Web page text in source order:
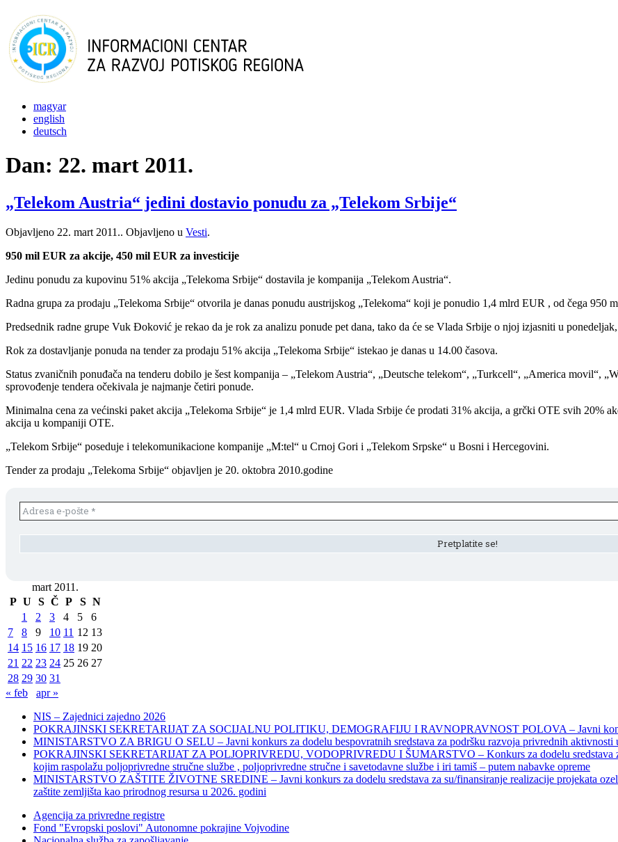
magyar
english
deutsch
Dan: 22. mart 2011.
„Telekom Austria“ jedini dostavio ponudu za „Telekom Srbije“
Objavljeno 22. mart 2011.. Objavljeno u Vesti.
950 mil EUR za akcije, 450 mil EUR za investicije
Jedinu ponudu za kupovinu 51% akcija „Telekoma Srbije“ dostavila je kompanija „Telekom Austria“.
Radna grupa za prodaju „Telekoma Srbije“ otvorila je danas ponudu austrijskog „Telekoma“ koji je ponudio 1,4 mlrd EUR , od čega 950
Predsednik radne grupe Vuk Đoković je rekao da je rok za analizu ponude pet dana, tako da će se Vlada Srbije o njoj izjasniti u
Rok za dostavljanje ponuda na tender za prodaju 51% akcija „Telekoma Srbije“ istekao je danas u 14.00 časova.
Status zvaničnih ponuđača na tenderu dobilo je šest kompanija – „Telekom Austria“, „Deutsche telekom“, „Turkcell“, „America movil“,
sprovođenje tendera očekivala je najmanje četiri ponude.
Minimalna cena za većinski paket akcija „Telekoma Srbije“ je 1,4 mlrd EUR. Vlada Srbije će prodati 31% akcija, a grčki OTE svih 20%
akcija u kompaniji OTE.
„Telekom Srbije“ poseduje i telekomunikacione kompanije „M:tel“ u Crnoj Gori i „Telekom Srpske“ u Bosni i Hercegovini.
Tender za prodaju „Telekoma Srbije“ objavljen je 20. oktobra 2010.godine
mart 2011.
P U S Č P S N
1
2 3 4 5
6
7
8 9 10 11 12 13
14 15 16 17 18 19 20
21 22 23 24 25 26 27
28 29 30 31
« feb
apr »
NIS – Zajednici zajedno 2026
POKRAJINSKI SEKRETARIJAT ZA SOCIJALNU POLITIKU, DEMOGRAFIJU I RAVNOPRAVNOST POLOVA – Javni
MINISTARSTVO ZA BRIGU O SELU – Javni konkurs za dodelu bespovratnih sredstava za podršku razvoja privrednih aktivnosti
POKRAJINSKI SEKRETARIJAT ZA POLJOPRIVREDU, VODOPRIVREDU I ŠUMARSTVO – Konkurs za dodelu sredstava
kojim raspolažu poljoprivredne stručne službe , poljoprivredne stručne i savetodavne službe i iri tamiš ‒ putem nabavke opreme
MINISTARSTVO ZAŠTITE ŽIVOTNE SREDINE – Javni konkurs za dodelu sredstava za su/finansiranje realizacije projekata
zaštite zemljišta kao prirodnog resursa u 2026. godini
Agencija za privredne registre
Fond "Evropski poslovi" Autonomne pokrajine Vojvodine